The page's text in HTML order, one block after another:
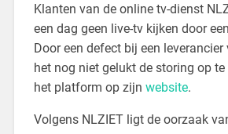
Klanten van de online tv-dienst
een dag geen live-tv kijken door
Door een defect bij een
het nog niet gelukt de storing op
het platform op zijn website.
Volgens NLZIET ligt de oorzaak